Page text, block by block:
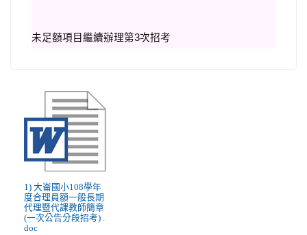
未足額項目繼續辦理第3次招考
1) 大崙國小108學年
度合理員額一般長期
代理暨代課教師簡章
(一次公告分段招考) .
doc